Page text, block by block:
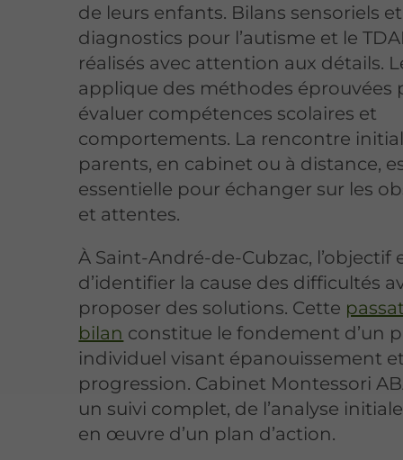
de leurs enfants. Bilans sensoriels et
diagnostics pour l’autisme et le
réalisés avec attention aux détails.
applique des méthodes éprouvées
évaluer compétences scolaires et
comportements. La rencontre
parents, en cabinet ou à distance,
essentielle pour échanger sur les
et attentes.
À Saint-André-de-Cubzac, l’objectif
d’identifier la cause des difficultés
proposer des solutions. Cette
bilan constitue le fondement d’un
individuel visant épanouissement et
progression. Cabinet Montessori
un suivi complet, de l’analyse
en œuvre d’un plan d’action.